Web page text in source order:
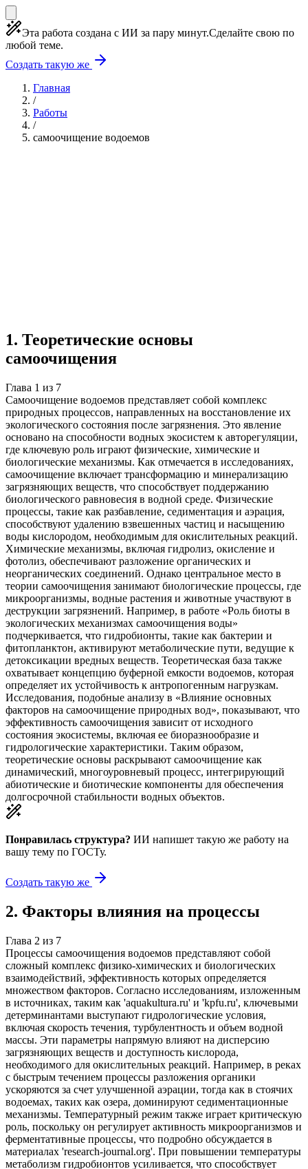
Эта работа создана с ИИ за пару минут.Сделайте свою по
любой теме.
Создать такую же
Главная
/
Работы
/
самоочищение водоемов
1. Теоретические основы
самоочищения
Глава 1 из 7
Самоочищение водоемов представляет собой комплекс
природных процессов, направленных на восстановление их
экологического состояния после загрязнения. Это явление
основано на способности водных экосистем к авторегуляции,
где ключевую роль играют физические, химические и
биологические механизмы. Как отмечается в исследованиях,
самоочищение включает трансформацию и минерализацию
загрязняющих веществ, что способствует поддержанию
биологического равновесия в водной среде. Физические
процессы, такие как разбавление, седиментация и аэрация,
способствуют удалению взвешенных частиц и насыщению
воды кислородом, необходимым для окислительных реакций.
Химические механизмы, включая гидролиз, окисление и
фотолиз, обеспечивают разложение органических и
неорганических соединений. Однако центральное место в
теории самоочищения занимают биологические процессы, где
микроорганизмы, водные растения и животные участвуют в
деструкции загрязнений. Например, в работе «Роль биоты в
экологических механизмах самоочищения воды»
подчеркивается, что гидробионты, такие как бактерии и
фитопланктон, активируют метаболические пути, ведущие к
детоксикации вредных веществ. Теоретическая база также
охватывает концепцию буферной емкости водоемов, которая
определяет их устойчивость к антропогенным нагрузкам.
Исследования, подобные анализу в «Влияние основных
факторов на самоочищение природных вод», показывают, что
эффективность самоочищения зависит от исходного
состояния экосистемы, включая ее биоразнообразие и
гидрологические характеристики. Таким образом,
теоретические основы раскрывают самоочищение как
динамический, многоуровневый процесс, интегрирующий
абиотические и биотические компоненты для обеспечения
долгосрочной стабильности водных объектов.
Понравилась структура? ИИ напишет такую же работу на
вашу тему по ГОСТу.
Создать такую же
2. Факторы влияния на процессы
Глава 2 из 7
Процессы самоочищения водоемов представляют собой
сложный комплекс физико-химических и биологических
взаимодействий, эффективность которых определяется
множеством факторов. Согласно исследованиям, изложенным
в источниках, таким как 'aquakultura.ru' и 'kpfu.ru', ключевыми
детерминантами выступают гидрологические условия,
включая скорость течения, турбулентность и объем водной
массы. Эти параметры напрямую влияют на дисперсию
загрязняющих веществ и доступность кислорода,
необходимого для окислительных реакций. Например, в реках
с быстрым течением процессы разложения органики
ускоряются за счет улучшенной аэрации, тогда как в стоячих
водоемах, таких как озера, доминируют седиментационные
механизмы. Температурный режим также играет критическую
роль, поскольку он регулирует активность микроорганизмов и
ферментативные процессы, что подробно обсуждается в
материалах 'research-journal.org'. При повышении температуры
метаболизм гидробионтов усиливается, что способствует